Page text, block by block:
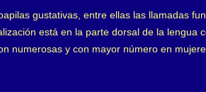
gustativas, entre ellas las llamadas
está en la parte dorsal de la lengua
numerosas y con mayor número en
pero afecta a la población en general, un